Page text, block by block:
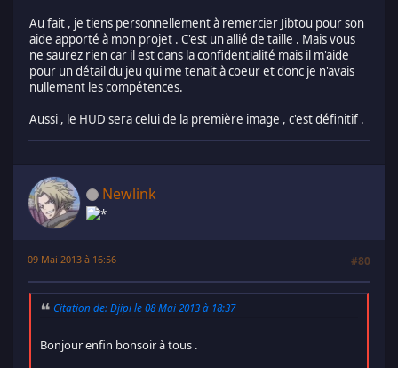
Au fait , je tiens personnellement à remercier Jibtou pour son
aide apporté à mon projet . C'est un allié de taille . Mais vous
ne saurez rien car il est dans la confidentialité mais il m'aide
pour un détail du jeu qui me tenait à coeur et donc je n'avais
nullement les compétences.
Aussi , le HUD sera celui de la première image , c'est définitif .
Newlink
09 Mai 2013 à 16:56 #80
Citation de: Djipi le 08 Mai 2013 à 18:37
Bonjour enfin bonsoir à tous .